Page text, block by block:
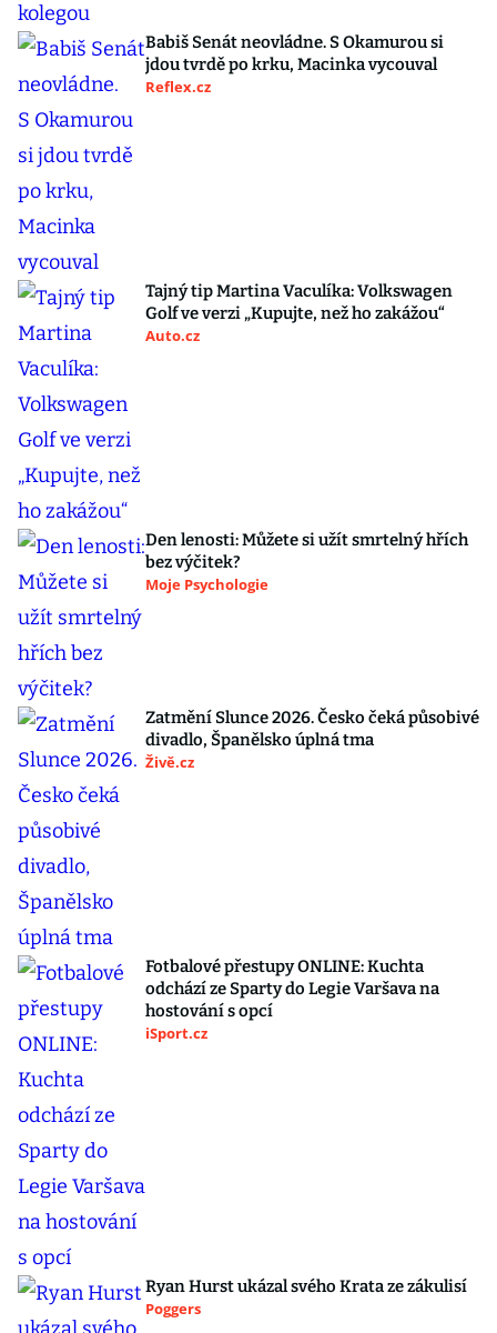
Babiš Senát neovládne. S Okamurou si
jdou tvrdě po krku, Macinka vycouval
Reflex.cz
Tajný tip Martina Vaculíka: Volkswagen
Golf ve verzi „Kupujte, než ho zakážou“
Auto.cz
Den lenosti: Můžete si užít smrtelný hřích
bez výčitek?
Moje Psychologie
Zatmění Slunce 2026. Česko čeká působivé
divadlo, Španělsko úplná tma
Živě.cz
Fotbalové přestupy ONLINE: Kuchta
odchází ze Sparty do Legie Varšava na
hostování s opcí
iSport.cz
Ryan Hurst ukázal svého Krata ze zákulisí
Poggers